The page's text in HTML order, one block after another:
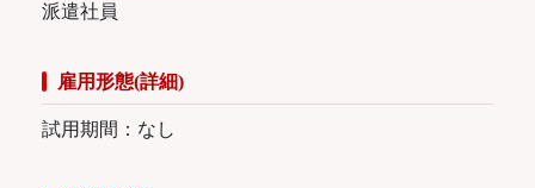
派遣社員
雇用形態(詳細)
試用期間：なし